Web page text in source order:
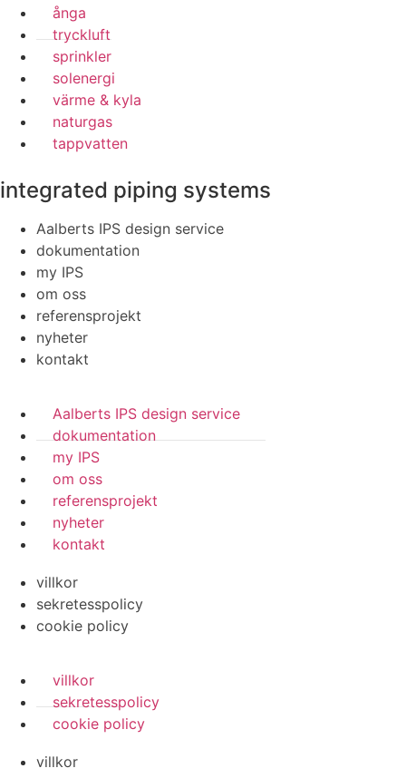
ånga
tryckluft
sprinkler
solenergi
värme & kyla
naturgas
tappvatten
integrated piping systems
Aalberts IPS design service
dokumentation
my IPS
om oss
referensprojekt
nyheter
kontakt
Aalberts IPS design service
dokumentation
my IPS
om oss
referensprojekt
nyheter
kontakt
villkor
sekretesspolicy
cookie policy
villkor
sekretesspolicy
cookie policy
villkor